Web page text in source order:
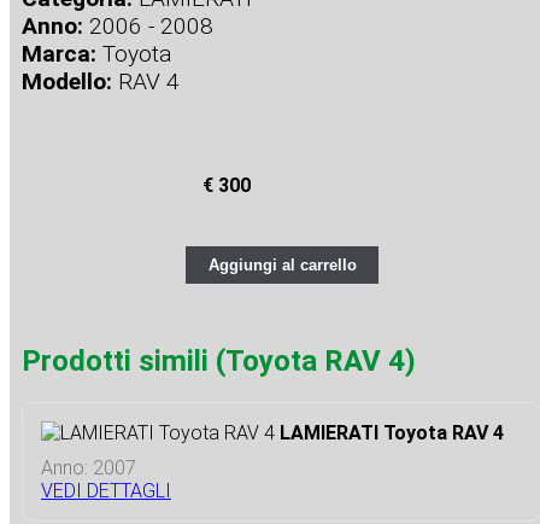
Anno: 2006 - 2008
Marca: Toyota
Modello: RAV 4
€ 300
Aggiungi al carrello
Prodotti simili (Toyota RAV 4)
LAMIERATI Toyota RAV 4
Anno: 2007
VEDI DETTAGLI